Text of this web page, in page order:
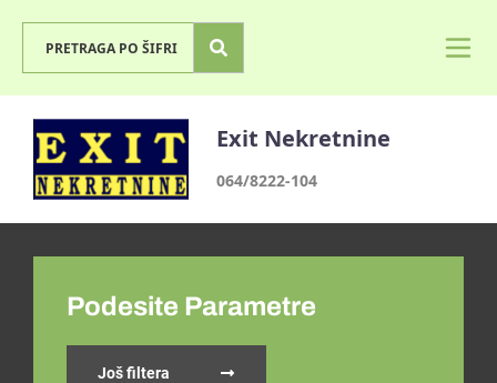
Exit Nekretnine
064/8222-104
Podesite Parametre
Još filtera